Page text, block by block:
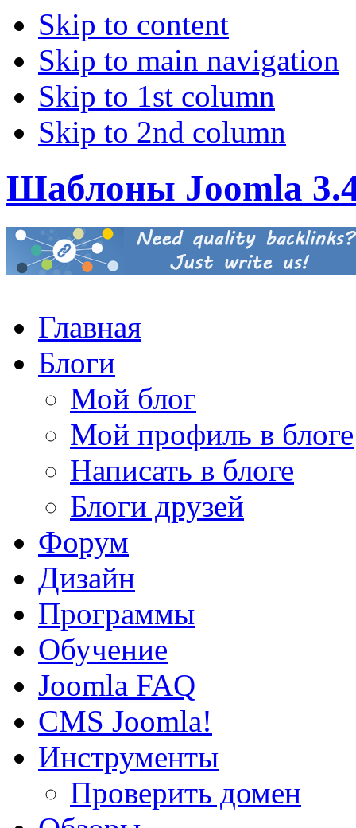
Skip to content
Skip to main navigation
Skip to 1st column
Skip to 2nd column
Шаблоны Joomla
Главная
Блоги
Мой блог
Мой профиль в блоге
Написать в блоге
Блоги друзей
Форум
Дизайн
Программы
Обучение
Joomla FAQ
CMS Joomla!
Инструменты
Проверить домен